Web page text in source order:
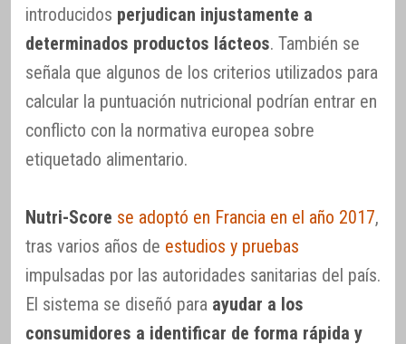
introducidos perjudican injustamente a
determinados productos lácteos. También se
señala que algunos de los criterios utilizados para
calcular la puntuación nutricional podrían entrar en
conflicto con la normativa europea sobre
etiquetado alimentario.
Nutri-Score se adoptó en Francia en el año 2017,
tras varios años de estudios y pruebas
impulsadas por las autoridades sanitarias del país.
El sistema se diseñó para ayudar a los
consumidores a identificar de forma rápida y